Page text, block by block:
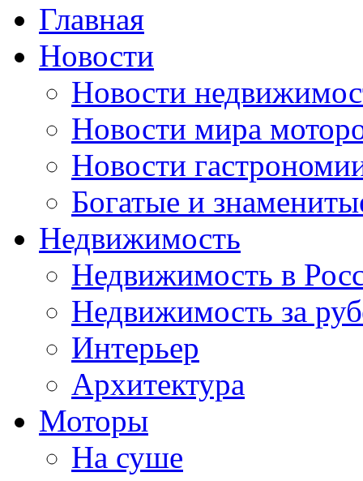
Главная
Новости
Новости
Новости мира
Новости
Богатые и
Недвижимость
Недвижимость в
Недвижимость за
Интерьер
Архитектура
Моторы
На суше